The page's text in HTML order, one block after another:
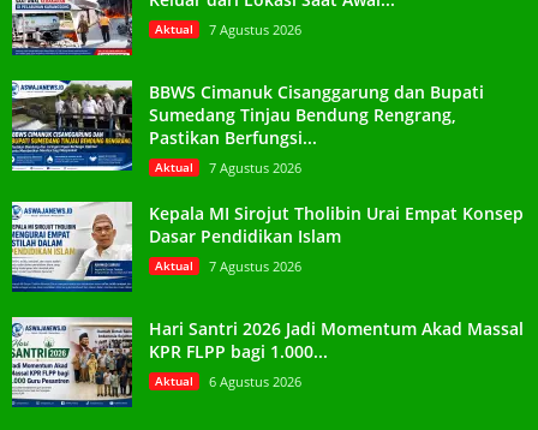
Aktual 7 Agustus 2026
BBWS Cimanuk Cisanggarung dan Bupati
Sumedang Tinjau Bendung Rengrang,
Pastikan Berfungsi...
Aktual 7 Agustus 2026
Kepala MI Sirojut Tholibin Urai Empat Konsep
Dasar Pendidikan Islam
Aktual 7 Agustus 2026
Hari Santri 2026 Jadi Momentum Akad Massal
KPR FLPP bagi 1.000...
Aktual 6 Agustus 2026